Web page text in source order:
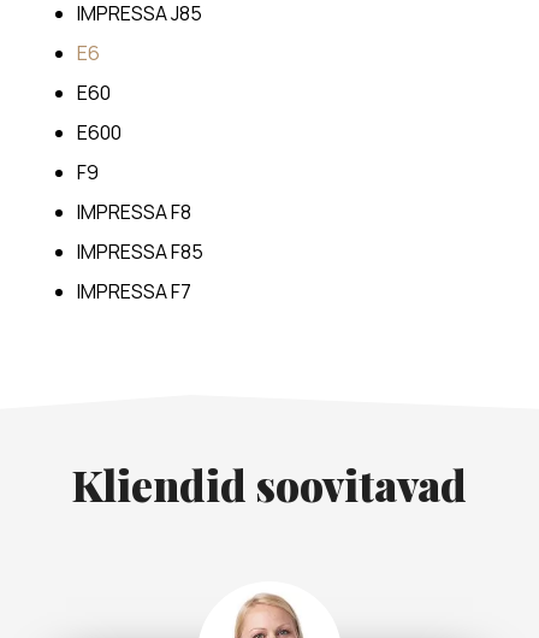
IMPRESSA J85
E6
E60
E600
F9
IMPRESSA F8
IMPRESSA F85
IMPRESSA F7
Kliendid soovitavad